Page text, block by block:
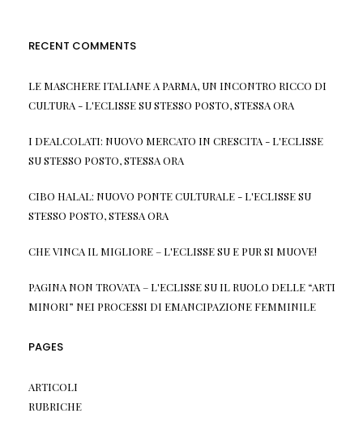
RECENT COMMENTS
LE MASCHERE ITALIANE A PARMA, UN INCONTRO RICCO DI
CULTURA - L'ECLISSESUSTESSO POSTO, STESSA ORA
I DEALCOLATI: NUOVO MERCATO IN CRESCITA - L'ECLISSE
SUSTESSO POSTO, STESSA ORA
CIBO HALAL: NUOVO PONTE CULTURALE - L'ECLISSESU
STESSO POSTO, STESSA ORA
CHE VINCA IL MIGLIORE – L'ECLISSESU E PUR SI MUOVE!
PAGINA NON TROVATA – L'ECLISSESU IL RUOLO DELLE “ARTI
MINORI” NEI PROCESSI DI EMANCIPAZIONE FEMMINILE
PAGES
ARTICOLI
RUBRICHE